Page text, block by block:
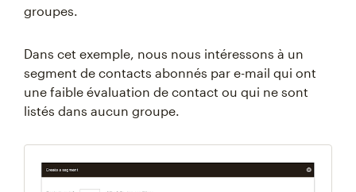
groupes.
Dans cet exemple, nous nous intéressons à un
segment de contacts abonnés par e-mail qui ont
une faible évaluation de contact ou qui ne sont
listés dans aucun groupe.